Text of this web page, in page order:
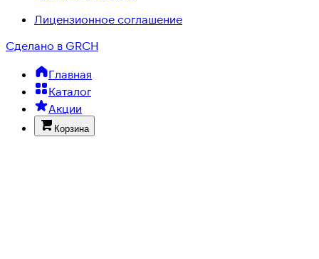
Лицензионное соглашение
Сделано в GRCH
Главная
Каталог
Акции
Корзина